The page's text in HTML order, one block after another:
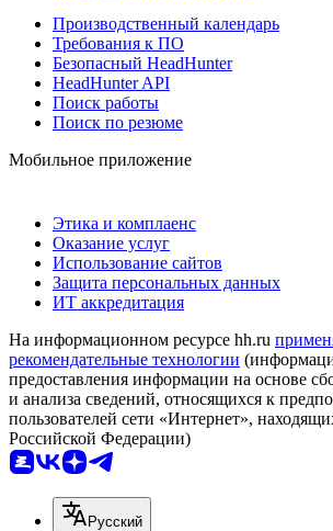
Производственный календарь
Требования к ПО
Безопасный HeadHunter
HeadHunter API
Поиск работы
Поиск по резюме
Мобильное приложение
Этика и комплаенс
Оказание услуг
Использование сайтов
Защита персональных данных
ИТ аккредитация
На информационном ресурсе hh.ru
рекомендательные технологии
предоставления информации на основе
и анализа сведений, относящихся к
пользователей сети «Интернет»,
Российской Федерации)
Русский